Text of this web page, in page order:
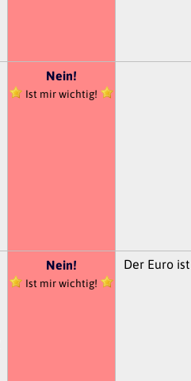
Nein!
Ist mir wichtig!
Nein!
Ist mir wichtig!
Der Euro